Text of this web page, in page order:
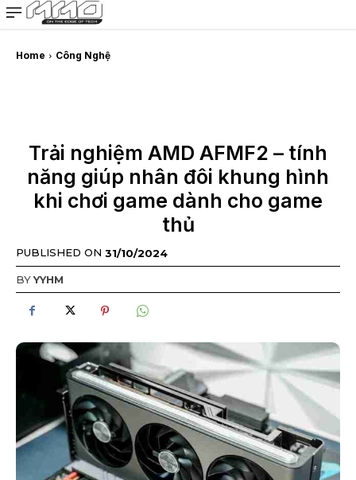
MMOSITE - Thông tin công nghệ
Bài viết nổi bật
Home Công Nghệ
Trải nghiệm AMD AFMF2 – tính
năng giúp nhân đôi khung hình
khi chơi game dành cho game
thủ
PUBLISHED ON 31/10/2024
BYYYHM